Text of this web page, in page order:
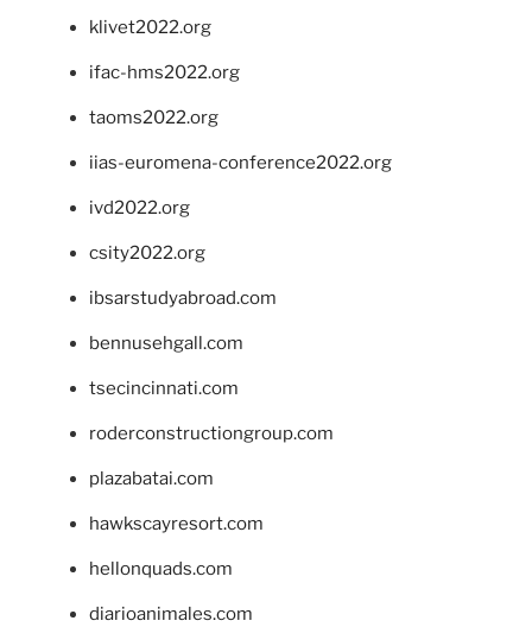
klivet2022.org
ifac-hms2022.org
taoms2022.org
iias-euromena-conference2022.org
ivd2022.org
csity2022.org
ibsarstudyabroad.com
bennusehgall.com
tsecincinnati.com
roderconstructiongroup.com
plazabatai.com
hawkscayresort.com
hellonquads.com
diarioanimales.com